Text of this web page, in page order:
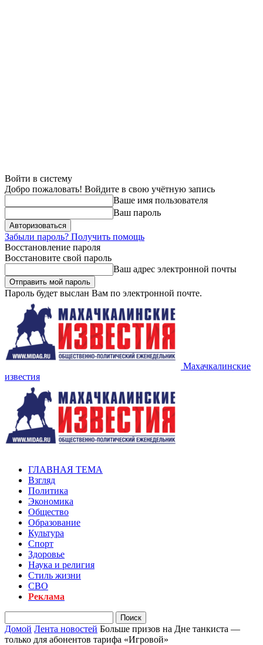
Войти в систему
Добро пожаловать! Войдите в свою учётную запись
Ваше имя пользователя
Ваш пароль
Забыли пароль? Получить помощь
Восстановление пароля
Восстановите свой пароль
Ваш адрес электронной почты
Пароль будет выслан Вам по электронной почте.
Махачкалинские
известия
ГЛАВНАЯ ТЕМА
Взгляд
Политика
Экономика
Общество
Образование
Культура
Спорт
Здоровье
Наука и религия
Стиль жизни
СВО
Реклама
Домой Лента новостей Больше призов на Дне танкиста —
только для абонентов тарифа «Игровой»